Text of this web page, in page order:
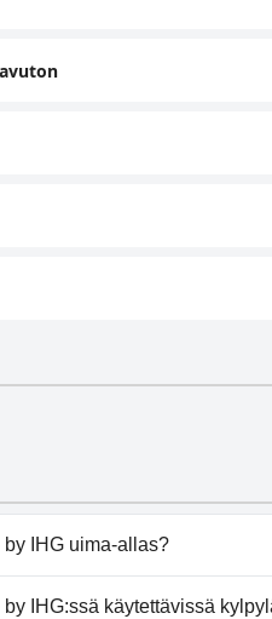
IHG uima-allas?
IHG ei ole uima-allasta.
IHG:ssä käytettävissä